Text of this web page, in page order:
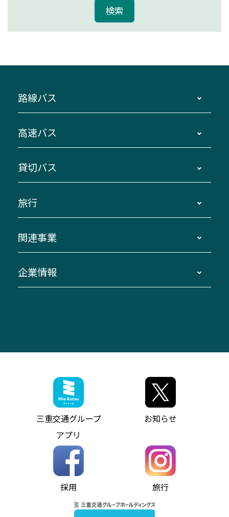
路線バス
主要停留所案内図・時刻表
路線バスのご利用方法
三重交通接近情報バスロケーションシステム
ダイヤ改正情報
迂回・休止について
臨時バスについて
伊勢二見鳥羽周遊バスCANばす
「みえブルーライン」（三重大学病院直通バ
神都ライナー
ミジュマルのラッピングバス（鈴鹿管内）
参宮バス
神都バス
パールシャトル
バス情報の見える化
コミュニティバス
バス・タクシー交通広告
異常事態発生時のお願い
高速バス
南紀・VISON～横浜・東京・埼玉
伊賀～名古屋
南紀～VISON～名古屋
湯の山温泉～名古屋
桑名・長島温泉・金城ふ頭駅～中部国際空港
（休止中）
お客様駐車場のご案内
アイコンの説明
インターネット予約
よくあるご質問
お問い合わせ
貸切バス
貸切バスのご利用について
お問い合わせ
旅行
貸切バス団体旅行
美し国周遊ばす
関連事業
自家用自動車車両運行管理
ザ・バスコレクション三重交通バスセット
三重交通公式グッズ
企業情報
ファンコーナー
お問い合わせ
お知らせ・最新情報一覧
ニュースリリース
お問い合わせ
個人情報保護方針
ソーシャルメディア運用ポリシー
ホームページのご利用にあたって
Notes for Using this Website
三重交通グループ
アプリ
お知らせ
採用 旅行